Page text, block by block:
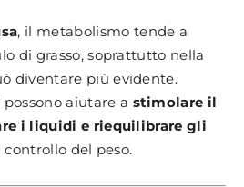
, il metabolismo tende a
di grasso, soprattutto nella
diventare più evidente.
possono aiutare a stimolare il
i liquidi e riequilibrare gli
del peso.